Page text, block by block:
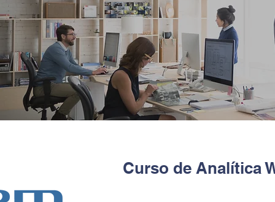
Curso de Analítica